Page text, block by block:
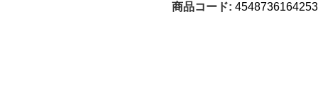
商品コード: 4548736164253